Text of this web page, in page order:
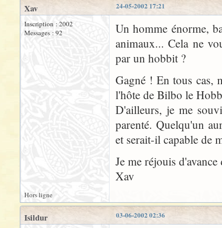
24-05-2002 17:21
Xav
Inscription : 2002
Messages : 92
Un homme énorme,
animaux... Cela ne
par un hobbit ?
Gagné ! En tous cas,
l'hôte de Bilbo le
D'ailleurs, je me
parenté. Quelqu'un
et serait-il capable de
Je me réjouis
Xav
Hors ligne
03-06-2002 02:36
Isildur